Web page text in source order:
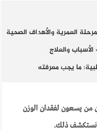
العمرية والأهداف الصحية
والعلاج
ما يجب معرفته
من يسعون لفقدان الوزن
نستكشف ذلك.